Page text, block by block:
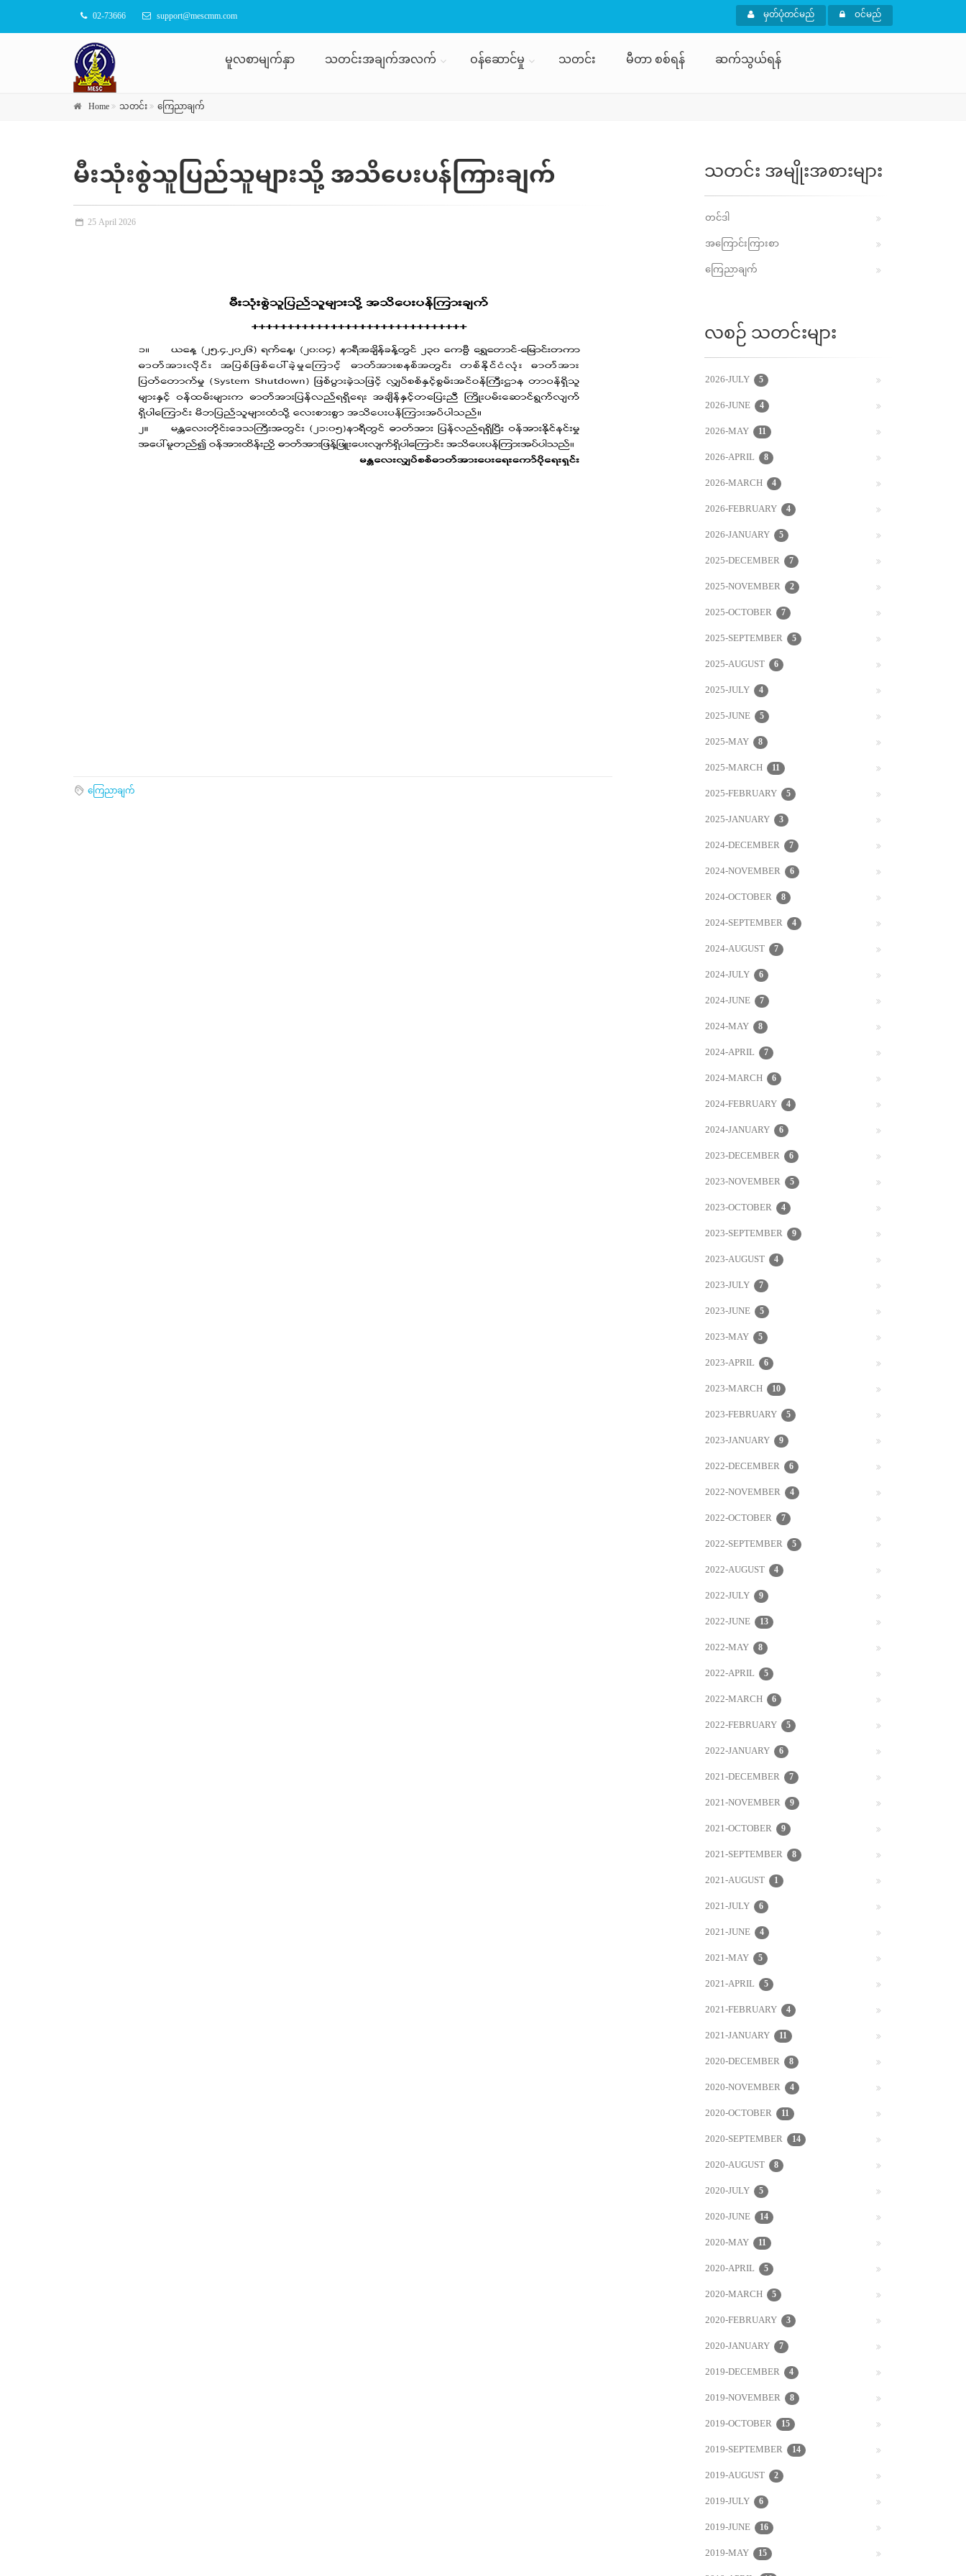
02-73666 support@mescmm.com မှတ်ပုံတင်မည် ဝင်မည်
မူလစာမျက်နှာ သတင်းအချက်အလက် ဝန်ဆောင်မှု သတင်း မီတာ စစ်ရန် ဆက်သွယ်ရန်
Home သတင်း ကြေညာချက်
မီးသုံးစွဲသူပြည်သူများသို့ အသိပေးပန်ကြားချက်
25 April 2026
ကြေညာချက်
သတင်း အမျိုးအစားများ
တင်ဒါ
အကြောင်းကြားစာ
ကြေညာချက်
လစဉ် သတင်းများ
2026-JULY 5
2026-JUNE 4
2026-MAY 11
2026-APRIL 8
2026-MARCH 4
2026-FEBRUARY 4
2026-JANUARY 5
2025-DECEMBER 7
2025-NOVEMBER 2
2025-OCTOBER 7
2025-SEPTEMBER 5
2025-AUGUST 6
2025-JULY 4
2025-JUNE 5
2025-MAY 8
2025-MARCH 11
2025-FEBRUARY 5
2025-JANUARY 3
2024-DECEMBER 7
2024-NOVEMBER 6
2024-OCTOBER 8
2024-SEPTEMBER 4
2024-AUGUST 7
2024-JULY 6
2024-JUNE 7
2024-MAY 8
2024-APRIL 7
2024-MARCH 6
2024-FEBRUARY 4
2024-JANUARY 6
2023-DECEMBER 6
2023-NOVEMBER 5
2023-OCTOBER 4
2023-SEPTEMBER 9
2023-AUGUST 4
2023-JULY 7
2023-JUNE 5
2023-MAY 5
2023-APRIL 6
2023-MARCH 10
2023-FEBRUARY 5
2023-JANUARY 9
2022-DECEMBER 6
2022-NOVEMBER 4
2022-OCTOBER 7
2022-SEPTEMBER 5
2022-AUGUST 4
2022-JULY 9
2022-JUNE 13
2022-MAY 8
2022-APRIL 5
2022-MARCH 6
2022-FEBRUARY 5
2022-JANUARY 6
2021-DECEMBER 7
2021-NOVEMBER 9
2021-OCTOBER 9
2021-SEPTEMBER 8
2021-AUGUST 1
2021-JULY 6
2021-JUNE 4
2021-MAY 5
2021-APRIL 5
2021-FEBRUARY 4
2021-JANUARY 11
2020-DECEMBER 8
2020-NOVEMBER 4
2020-OCTOBER 11
2020-SEPTEMBER 14
2020-AUGUST 8
2020-JULY 5
2020-JUNE 14
2020-MAY 11
2020-APRIL 5
2020-MARCH 5
2020-FEBRUARY 3
2020-JANUARY 7
2019-DECEMBER 4
2019-NOVEMBER 8
2019-OCTOBER 15
2019-SEPTEMBER 14
2019-AUGUST 2
2019-JULY 6
2019-JUNE 16
2019-MAY 15